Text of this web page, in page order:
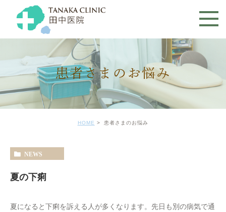
患者さまのお悩み
HOME 患者さまのお悩み
NEWS
夏の下痢
夏になると下痢を訴える人が多くなります。先日も別の病気で通